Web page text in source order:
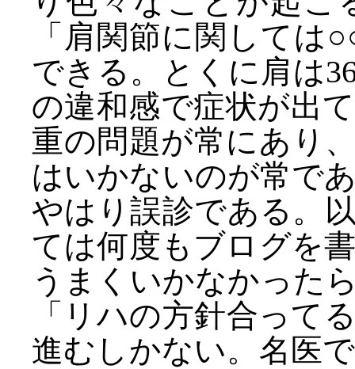
「肩関節に関しては
できる。とくに肩は
の違和感で症状が出
重の問題が常にあり
はいかないのが常で
やはり誤診である。
ては何度もブログを
うまくいかなかった
「リハの方針合って
進むしかない。名医